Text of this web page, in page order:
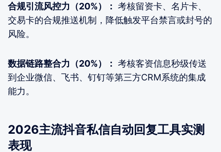
合规引流风控力（20%）： 考核留资卡、名片卡、
交易卡的合规推送机制，降低触发平台禁言或封号的
风险。
数据链路整合力（20%）： 考核客资信息秒级传送
到企业微信、飞书、钉钉等第三方CRM系统的集成
能力。
2026主流抖音私信自动回复工具实测
表现